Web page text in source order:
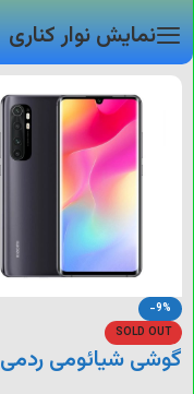
نمایش نوار کناری
-9%
SOLD OUT
گوشی شیائومی ردمی